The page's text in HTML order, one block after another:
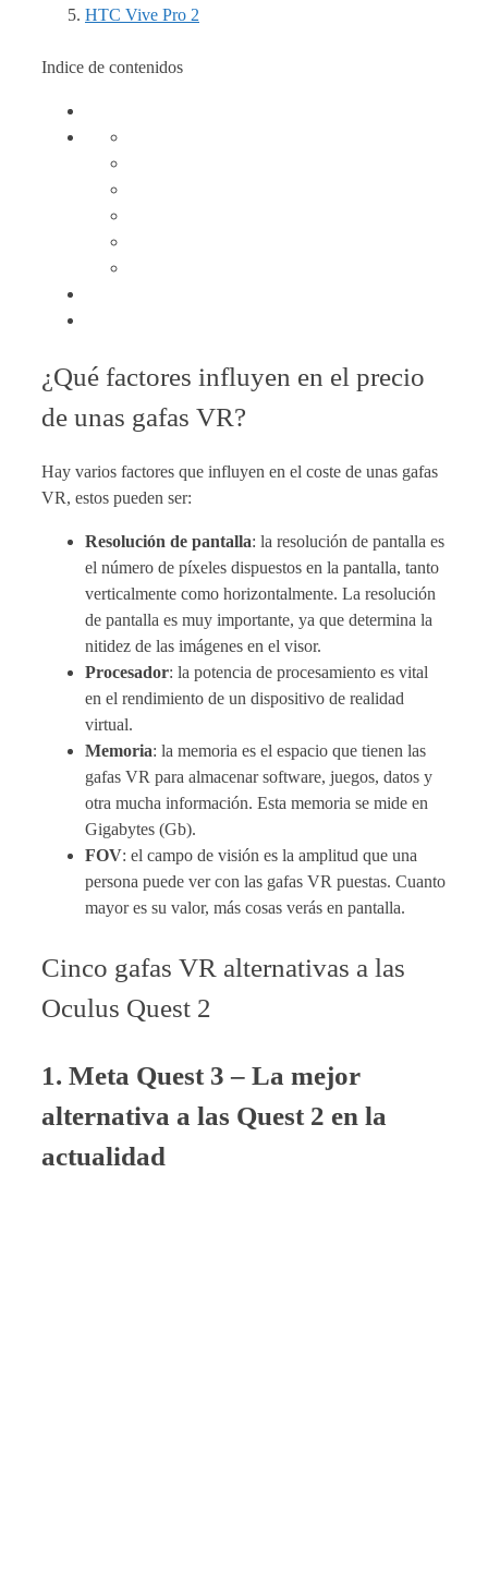
HTC Vive Pro 2
Indice de contenidos
¿Qué factores influyen en el precio
de unas gafas VR?
Hay varios factores que influyen en el coste de unas gafas
VR, estos pueden ser:
Resolución de pantalla: la resolución de pantalla es
el número de píxeles dispuestos en la pantalla, tanto
verticalmente como horizontalmente. La resolución
de pantalla es muy importante, ya que determina la
nitidez de las imágenes en el visor.
Procesador: la potencia de procesamiento es vital
en el rendimiento de un dispositivo de realidad
virtual.
Memoria: la memoria es el espacio que tienen las
gafas VR para almacenar software, juegos, datos y
otra mucha información. Esta memoria se mide en
Gigabytes (Gb).
FOV: el campo de visión es la amplitud que una
persona puede ver con las gafas VR puestas. Cuanto
mayor es su valor, más cosas verás en pantalla.
Cinco gafas VR alternativas a las
Oculus Quest 2
1. Meta Quest 3 – La mejor
alternativa a las Quest 2 en la
actualidad